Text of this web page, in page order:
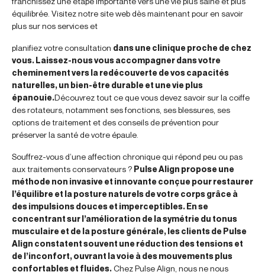
équilibrée. Visitez notre site web dès maintenant pour en savoir
plus sur nos services et
planifiez votre consultation dans une clinique proche de chez
vous. Laissez-nous vous accompagner dans votre
cheminement vers la redécouverte de vos capacités
naturelles, un bien-être durable et une vie plus
épanouie.Découvrez tout ce que vous devez savoir sur la coiffe
des rotateurs, notamment ses fonctions, ses blessures, ses
options de traitement et des conseils de prévention pour
préserver la santé de votre épaule.
Souffrez-vous d’une affection chronique qui répond peu ou pas
aux traitements conservateurs ? Pulse Align propose une
méthode non invasive et innovante conçue pour restaurer
l’équilibre et la posture naturels de votre corps grâce à
des impulsions douces et imperceptibles. En se
concentrant sur l’amélioration de la symétrie du tonus
musculaire et de la posture générale, les clients de Pulse
Align constatent souvent une réduction des tensions et
de l’inconfort, ouvrant la voie à des mouvements plus
confortables et fluides.Chez Pulse Align, nous ne nous